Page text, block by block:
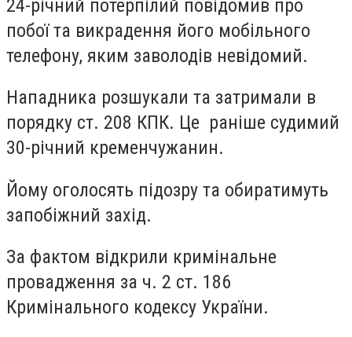
24-річний потерпілий повідомив про
побої та викрадення його мобільного
телефону, яким заволодів невідомий.
Нападника розшукали та затримали в
порядку ст. 208 КПК. Це раніше судимий
30-річний кременчужанин.
Йому оголосять підозру та обиратимуть
запобіжний захід.
За фактом відкрили кримінальне
провадження за ч. 2 ст. 186
Кримінального кодексу України.